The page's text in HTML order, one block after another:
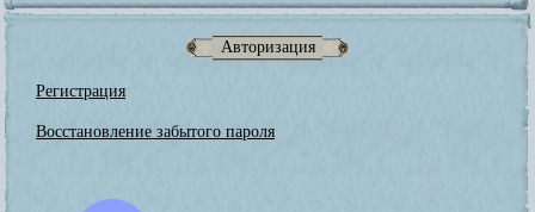
Авторизация
Регистрация
Восстановление забытого пароля